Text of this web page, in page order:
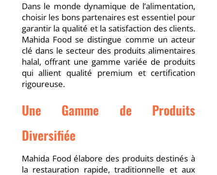
Dans le monde dynamique de l’alimentation,
choisir les bons partenaires est essentiel pour
garantir la qualité et la satisfaction des clients.
Mahida Food se distingue comme un acteur
clé dans le secteur des produits alimentaires
halal, offrant une gamme variée de produits
qui allient qualité premium et certification
rigoureuse.
Une Gamme de Produits
Diversifiée
Mahida Food élabore des produits destinés à
la restauration rapide, traditionnelle et aux